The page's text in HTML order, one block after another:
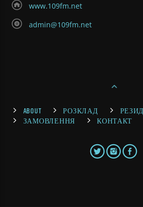
www.109fm.net
admin@109fm.net
ABOUT РОЗКЛАД
ЗАМОВЛЕННЯ
КОНТАКТ